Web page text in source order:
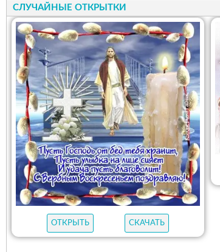
СЛУЧАЙНЫЕ ОТКРЫТКИ
ОТКРЫТЬ СКАЧАТЬ